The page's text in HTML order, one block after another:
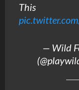
This
— Wild